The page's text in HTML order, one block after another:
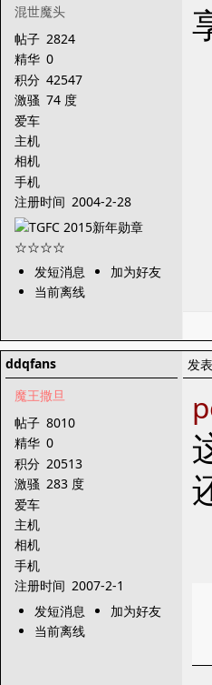
混世魔头
帖子 2824
精华 0
积分 42547
激骚 74 度
爱车
主机
相机
手机
注册时间 2004-2-28
发短消息
加为好友
当前离线
ddqfans
魔王撒旦
帖子 8010
精华 0
积分 20513
激骚 283 度
爱车
主机
相机
手机
注册时间 2007-2-1
发短消息
加为好友
当前离线
发